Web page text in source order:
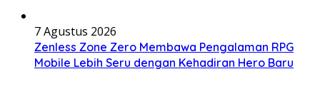
7 Agustus 2026
Zenless Zone Zero Membawa Pengalaman RPG
Mobile Lebih Seru dengan Kehadiran Hero Baru